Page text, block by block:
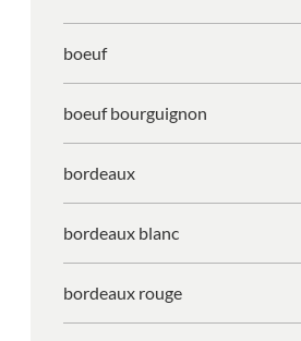
boeuf
boeuf bourguignon
bordeaux
bordeaux blanc
bordeaux rouge